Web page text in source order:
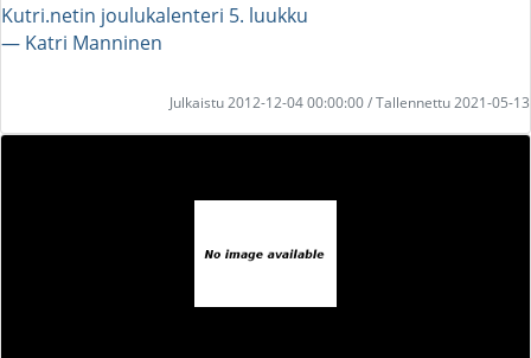
Kutri.netin joulukalenteri 5. luukku
― Katri Manninen
Julkaistu 2012-12-04 00:00:00 / Tallennettu 2021-05-13